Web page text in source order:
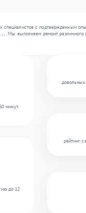
специалистов с подтвержденным
, . Мы выполняем ремонт различного
минут.
до 12
рейтинг